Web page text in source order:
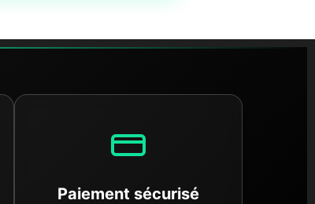
Paiement sécurisé